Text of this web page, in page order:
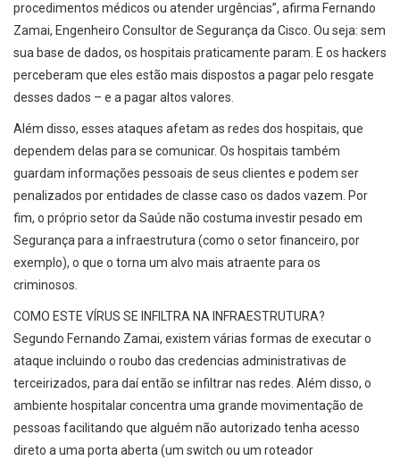
procedimentos médicos ou atender urgências”, afirma Fernando
Zamai, Engenheiro Consultor de Segurança da Cisco. Ou seja: sem
sua base de dados, os hospitais praticamente param. E os hackers
perceberam que eles estão mais dispostos a pagar pelo resgate
desses dados – e a pagar altos valores.
Além disso, esses ataques afetam as redes dos hospitais, que
dependem delas para se comunicar. Os hospitais também
guardam informações pessoais de seus clientes e podem ser
penalizados por entidades de classe caso os dados vazem. Por
fim, o próprio setor da Saúde não costuma investir pesado em
Segurança para a infraestrutura (como o setor financeiro, por
exemplo), o que o torna um alvo mais atraente para os
criminosos.
COMO ESTE VÍRUS SE INFILTRA NA INFRAESTRUTURA?
Segundo Fernando Zamai, existem várias formas de executar o
ataque incluindo o roubo das credencias administrativas de
terceirizados, para daí então se infiltrar nas redes. Além disso, o
ambiente hospitalar concentra uma grande movimentação de
pessoas facilitando que alguém não autorizado tenha acesso
direto a uma porta aberta (um switch ou um roteador